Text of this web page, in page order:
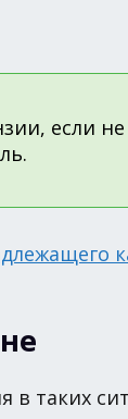
если
в таких